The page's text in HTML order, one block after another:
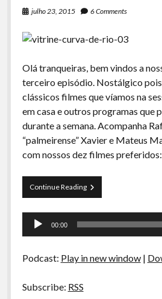
La Siesta Podcast
Arquivo CDR
Papo Tranqueira
A Ripa É a Lei
Especiais
Preliminares
Kaique Xavier
julho 23, 2015 6 Comments
Olá tranqueiras, bem vindos a
terceiro episódio. Nostálgico
clássicos filmes que víamos na
em casa e outros programas que
durante a semana. Acompanha
“palmeirense” Xavier e Mateus
com nossos dez filmes preferidos:
Continue ReadingCurva
de
–
da
Tocador
00:00
Podcast: Play in new window|
Subscribe: RSS